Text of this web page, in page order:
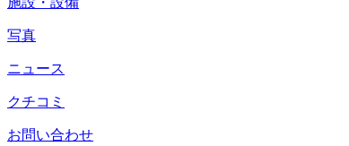
写真
ニュース
クチコミ
お問い合わせ